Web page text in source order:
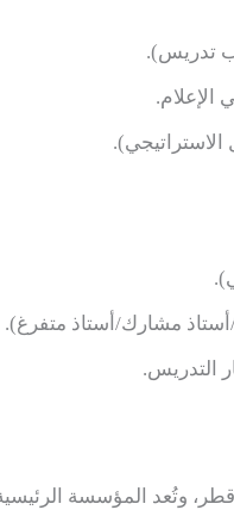
تدريس).
الإعلام.
الاستراتيجي).
مشارك/أستاذ متفرغ).
التدريس.